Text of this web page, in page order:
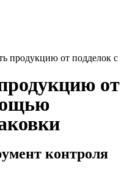
продукцию от подделок с
от
контроля